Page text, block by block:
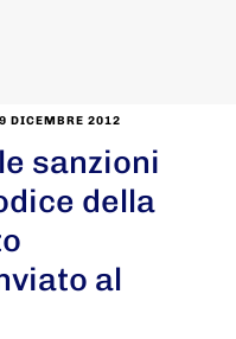
DICEMBRE 2012
sanzioni
della
al